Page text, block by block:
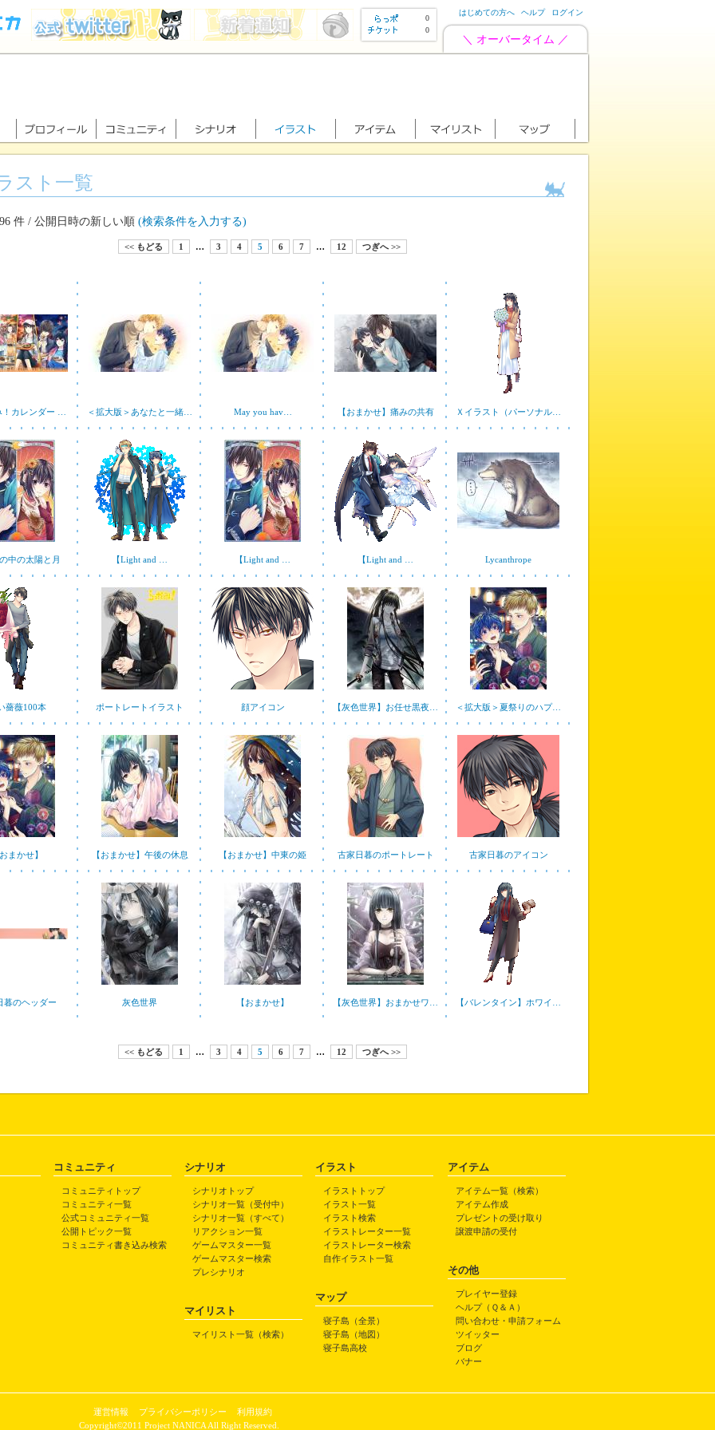
0
0
はじめての方へ ヘルプ ログイン
＼ オーバータイム ／
スト一覧
件 / 公開日時の新しい順 (検索条件を入力する)
<< もどる 1 … 3 4 5 6 7 … 12 つぎへ >>
！カレンダー … ＜拡大版＞あなたと一緒… May you hav… 【おまかせ】痛みの共有 Ｘイラスト（パーソナル…
中の太陽と月 【Light and … 【Light and … 【Light and … Lycanthrope
薔薇100本 ポートレートイラスト 顔アイコン 【灰色世界】お任せ黒夜… ＜拡大版＞夏祭りのハプ…
まかせ】 【おまかせ】午後の休息 【おまかせ】中東の姫 古家日暮のポートレート 古家日暮のアイコン
暮のヘッダー 灰色世界 【おまかせ】 【灰色世界】おまかせワ… 【バレンタイン】ホワイ…
<< もどる 1 … 3 4 5 6 7 … 12 つぎへ >>
コミュニティ
コミュニティトップ
コミュニティ一覧
公式コミュニティ一覧
公開トピック一覧
コミュニティ書き込み検索
シナリオ
シナリオトップ
シナリオ一覧（受付中）
シナリオ一覧（すべて）
リアクション一覧
ゲームマスター一覧
ゲームマスター検索
プレシナリオ
マイリスト
マイリスト一覧（検索）
イラスト
イラストトップ
イラスト一覧
イラスト検索
イラストレーター一覧
イラストレーター検索
自作イラスト一覧
マップ
寝子島（全景）
寝子島（地図）
寝子島高校
アイテム
アイテム一覧（検索）
アイテム作成
プレゼントの受け取り
譲渡申請の受付
その他
プレイヤー登録
ヘルプ（Ｑ＆Ａ）
問い合わせ・申請フォーム
ツイッター
ブログ
バナー
運営情報 プライバシーポリシー
利用規約
Copyright©2011 Project NANICA All Right Reserved.